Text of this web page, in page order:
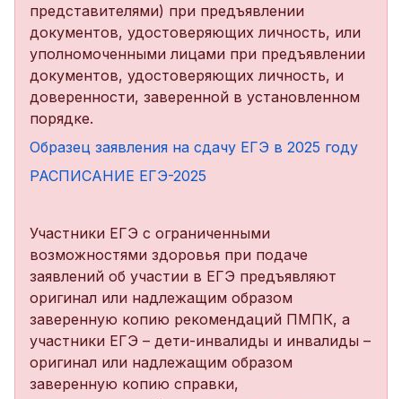
представителями) при предъявлении
документов, удостоверяющих личность, или
уполномоченными лицами при предъявлении
документов, удостоверяющих личность, и
доверенности, заверенной в установленном
порядке.
Образец заявления на сдачу ЕГЭ в 2025 году
РАСПИСАНИЕ ЕГЭ-2025
Участники ЕГЭ с ограниченными
возможностями здоровья при подаче
заявлений об участии в ЕГЭ предъявляют
оригинал или надлежащим образом
заверенную копию рекомендаций ПМПК, а
участники ЕГЭ – дети-инвалиды и инвалиды –
оригинал или надлежащим образом
заверенную копию справки,